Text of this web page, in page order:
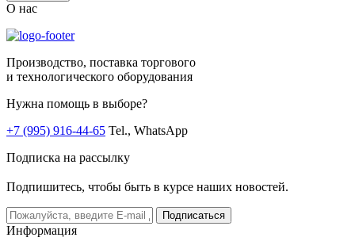
О нас
Производство, поставка торгового
и технологического оборудования
Нужна помощь в выборе?
+7 (995) 916-44-65 Tel., WhatsApp
Подписка на рассылку
Подпишитесь, чтобы быть в курсе наших новостей.
Подписаться
Информация